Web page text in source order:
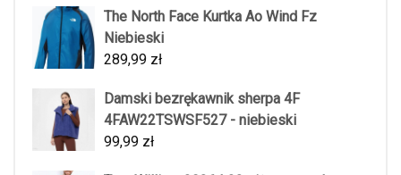
The North Face Kurtka Ao Wind Fz
Niebieski
289,99 zł
Damski bezrękawnik sherpa 4F
4FAW22TSWSF527 - niebieski
99,99 zł